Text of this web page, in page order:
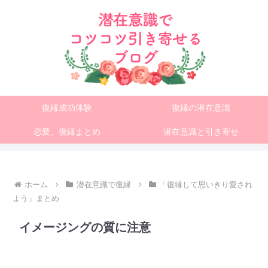
復縁成功体験 復縁の潜在意識
恋愛、復縁まとめ 潜在意識と引き寄せ
ホーム 潜在意識で復縁
「復縁して思いきり愛され
よう」まとめ
イメージングの質に注意